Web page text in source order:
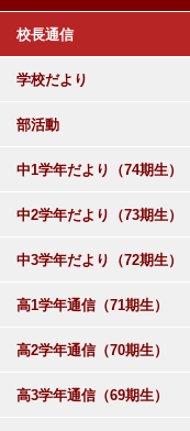
校長通信
学校だより
部活動
中1学年だより（74期生）
中2学年だより（73期生）
中3学年だより（72期生）
高1学年通信（71期生）
高2学年通信（70期生）
高3学年通信（69期生）